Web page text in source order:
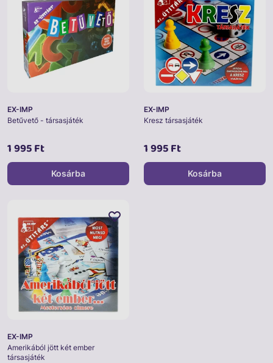
EX-IMP
Betűvető - társasjáték
1 995 Ft
Kosárba
EX-IMP
Kresz társasjáték
1 995 Ft
Kosárba
EX-IMP
Amerikából jött két ember
társasjáték